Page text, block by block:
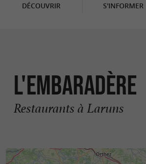
DÉCOUVRIR S'INFORMER
L'Embaradère
Restaurants à Laruns